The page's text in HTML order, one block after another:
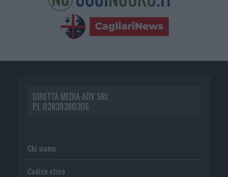
DIRETTA MEDIA ADV SRL
P.I. 02839380306
Chi siamo
Codice etico